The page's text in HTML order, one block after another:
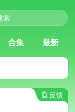
合集 最新
反馈